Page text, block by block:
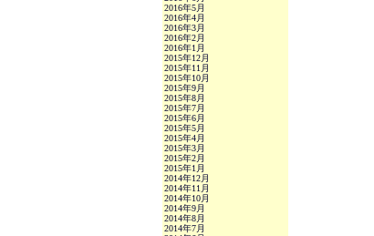
2016年5月
2016年4月
2016年3月
2016年2月
2016年1月
2015年12月
2015年11月
2015年10月
2015年9月
2015年8月
2015年7月
2015年6月
2015年5月
2015年4月
2015年3月
2015年2月
2015年1月
2014年12月
2014年11月
2014年10月
2014年9月
2014年8月
2014年7月